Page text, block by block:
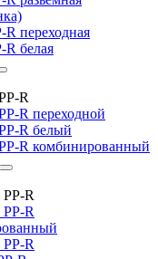
переходная
белая
R
R переходной
R белый
R комбинированный
R
РР-R
РР-R